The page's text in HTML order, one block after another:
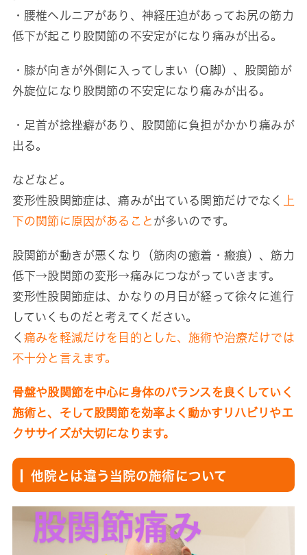
・腰椎ヘルニアがあり、神経圧迫があってお尻の筋力
低下が起こり股関節の不安定がになり痛みが出る。
・膝が向きが外側に入ってしまい（O脚）、股関節が
外旋位になり股関節の不安定になり痛みが出る。
・足首が捻挫癖があり、股関節に負担がかかり痛みが
出る。
などなど。
変形性股関節症は、痛みが出ている関節だけでなく
上
下の関節に原因があること が多いのです。
股関節が動きが悪くなり（筋肉の癒着・瘢痕）、筋力
低下→股関節の変形→痛みにつながっていきます。
変形性股関節症は、かなりの月日が経って徐々に進行
していくものだと考えてください。
く痛みを軽減だけを目的とした、施術や治療だけでは
不十分と言えます。
骨盤や股関節を中心に身体のバランスを良くしていく
施術と、そして股関節を効率よく動かすリハビリやエ
クササイズが大切になります。
他院とは違う当院の施術について